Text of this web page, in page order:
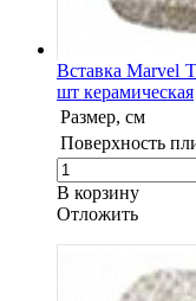
Вставка Marvel
шт керамическая
Размер, см
Поверхность
В корзину
Oтложить